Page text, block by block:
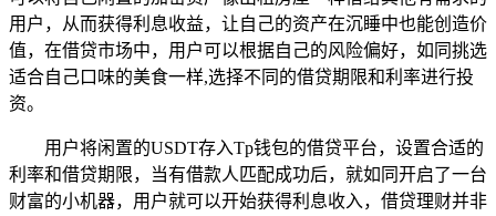
用户，从而获得利息收益，让自己的资产在沉睡中也能创造价
值，在借贷市场中，用户可以根据自己的风险偏好，如同挑选
适合自己口味的美食一样,选择不同的借贷期限和利率进行投
资。
用户将闲置的USDT存入Tp钱包的借贷平台，设置合适的
利率和借贷期限，当有借款人匹配成功后，就如同开启了一台
财富的小机器，用户就可以开始获得利息收入，借贷理财并非